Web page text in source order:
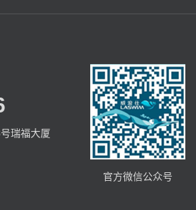
瑞福大厦
官方微信公众号